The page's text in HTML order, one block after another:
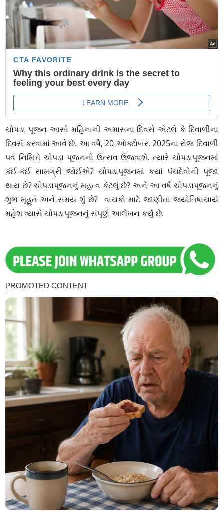
ચોપડા પૂજન આસો મહિનાની અમાસના દિવસે એટલે કે દિવાળીના
દિવસે કરવામાં આવે છે. આ વર્ષે, 20 ઓક્ટોબર, 2025ના રોજ દિવાળી
પર્વ નિમિત્તે ચોપડા પૂજનનો ઉત્સવ ઉજવાશે. ત્યારે ચોપડાપૂજનમાં
કંઈ-કંઈ સામગ્રી જોઈએ? ચોપડાપૂજનમાં કયાં પંચદેવોની પૂજા
થાય છે? ચોપડાપૂજનનું મહત્વ કેટલું છે? અને આ વર્ષે ચોપડાપૂજનનું
શુભ મૂહુર્ત અને સમય શું છે? વાચકો માટે જાણીતા જ્યોતિષાચાર્ય
મહેશ વ્યાસે ચોપડાપૂજનનું સંપૂર્ણ આલેખન કર્યું છે.